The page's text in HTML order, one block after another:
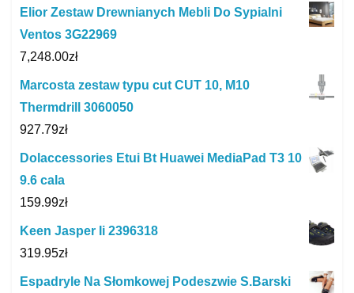
Elior Zestaw Drewnianych Mebli Do Sypialni
Ventos 3G22969
7,248.00zł
Marcosta zestaw typu cut CUT 10, M10
Thermdrill 3060050
927.79zł
Dolaccessories Etui Bt Huawei MediaPad T3 10
9.6 cala
159.99zł
Keen Jasper Ii 2396318
319.95zł
Espadryle Na Słomkowej Podeszwie S.Barski